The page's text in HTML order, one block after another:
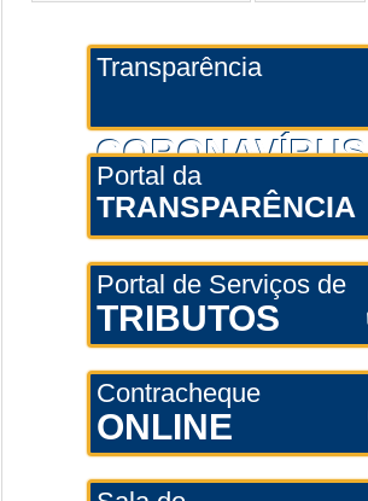
Transparência
CORONAVÍRUS
Portal da
TRANSPARÊNCIA
Portal de Serviços de
TRIBUTOS
Contracheque
ONLINE